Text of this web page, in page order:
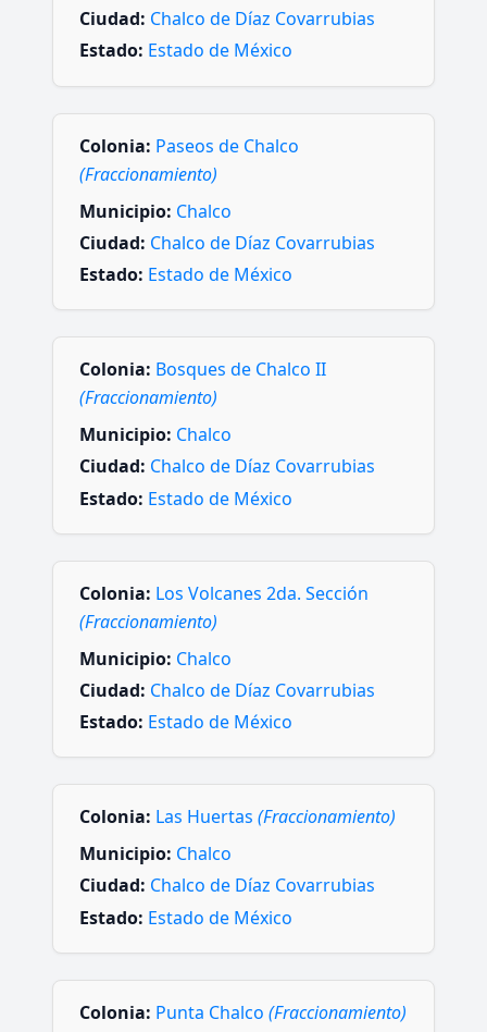
Ciudad: Chalco de Díaz Covarrubias
Estado: Estado de México
Colonia: Paseos de Chalco
(Fraccionamiento)
Municipio: Chalco
Ciudad: Chalco de Díaz Covarrubias
Estado: Estado de México
Colonia: Bosques de Chalco II
(Fraccionamiento)
Municipio: Chalco
Ciudad: Chalco de Díaz Covarrubias
Estado: Estado de México
Colonia: Los Volcanes 2da. Sección
(Fraccionamiento)
Municipio: Chalco
Ciudad: Chalco de Díaz Covarrubias
Estado: Estado de México
Colonia: Las Huertas (Fraccionamiento)
Municipio: Chalco
Ciudad: Chalco de Díaz Covarrubias
Estado: Estado de México
Colonia: Punta Chalco (Fraccionamiento)